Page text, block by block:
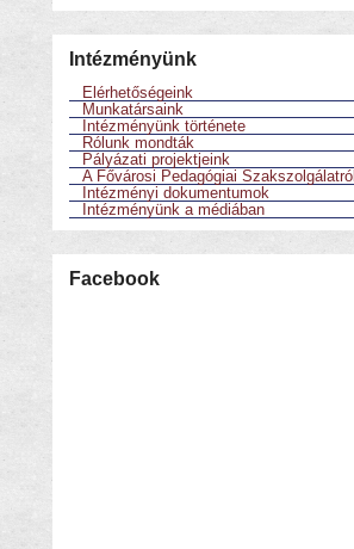
Intézményünk
Elérhetőségeink
Munkatársaink
Intézményünk története
Rólunk mondták
Pályázati projektjeink
A Fővárosi Pedagógiai Szakszolgálatról
Intézményi dokumentumok
Intézményünk a médiában
Facebook